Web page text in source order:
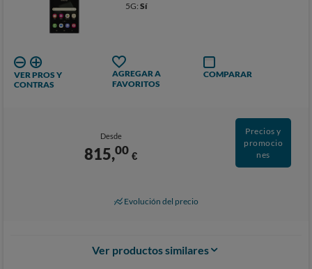
5G:Sí
VER PROS Y
CONTRAS
AGREGAR A
FAVORITOS
COMPARAR
Desde
815,00 €
Precios y
promocio
nes
Evolución del precio
Ver productos similares